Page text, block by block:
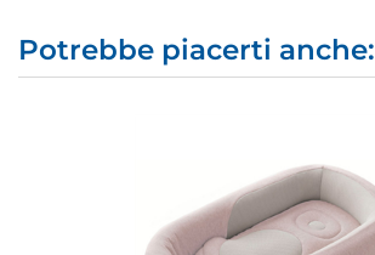
Potrebbe piacerti anche: